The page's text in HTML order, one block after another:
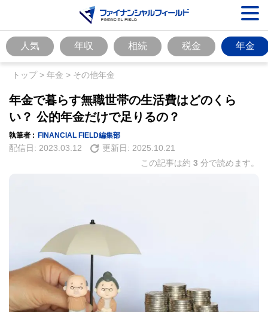
人気 年収 相続 税金 年金
トップ> 年金 > その他年金
年金で暮らす無職世帯の生活費はどのくら
い？ 公的年金だけで足りるの？
執筆者 : FINANCIAL FIELD編集部
配信日: 2023.03.12 更新日: 2025.10.21
この記事は約 3 分で読めます。